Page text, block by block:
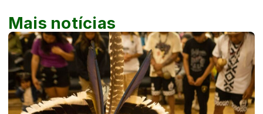
Mais notícias